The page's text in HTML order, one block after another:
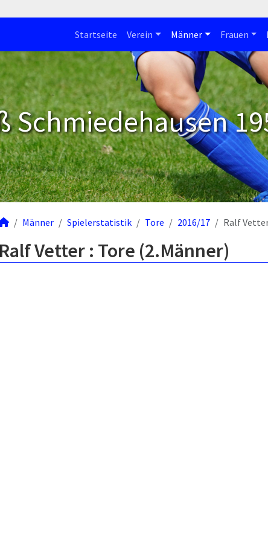
Startseite Verein Männer Frauen
Schmiedehausen
Männer Spielerstatistik Tore 2016/17 Ralf
Ralf Vetter : Tore (2.Männer)